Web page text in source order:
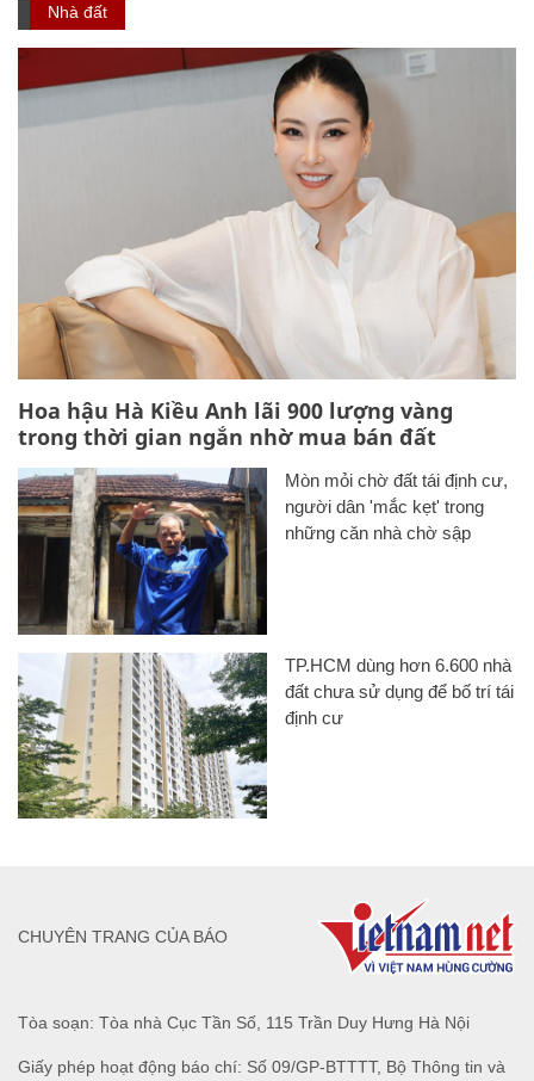
Nhà đất
Hoa hậu Hà Kiều Anh lãi 900 lượng vàng
trong thời gian ngắn nhờ mua bán đất
Mòn mỏi chờ đất tái định cư,
người dân 'mắc kẹt' trong
những căn nhà chờ sập
TP.HCM dùng hơn 6.600 nhà
đất chưa sử dụng để bố trí tái
định cư
Tòa soạn: Tòa nhà Cục Tần Số, 115 Trần Duy Hưng Hà Nội
Giấy phép hoạt động báo chí: Số 09/GP-BTTTT, Bộ Thông tin và
CHUYÊN TRANG CỦA BÁO